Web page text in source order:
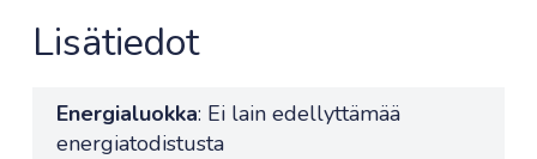
Lisätiedot
Energialuokka: Ei lain edellyttämää
energiatodistusta